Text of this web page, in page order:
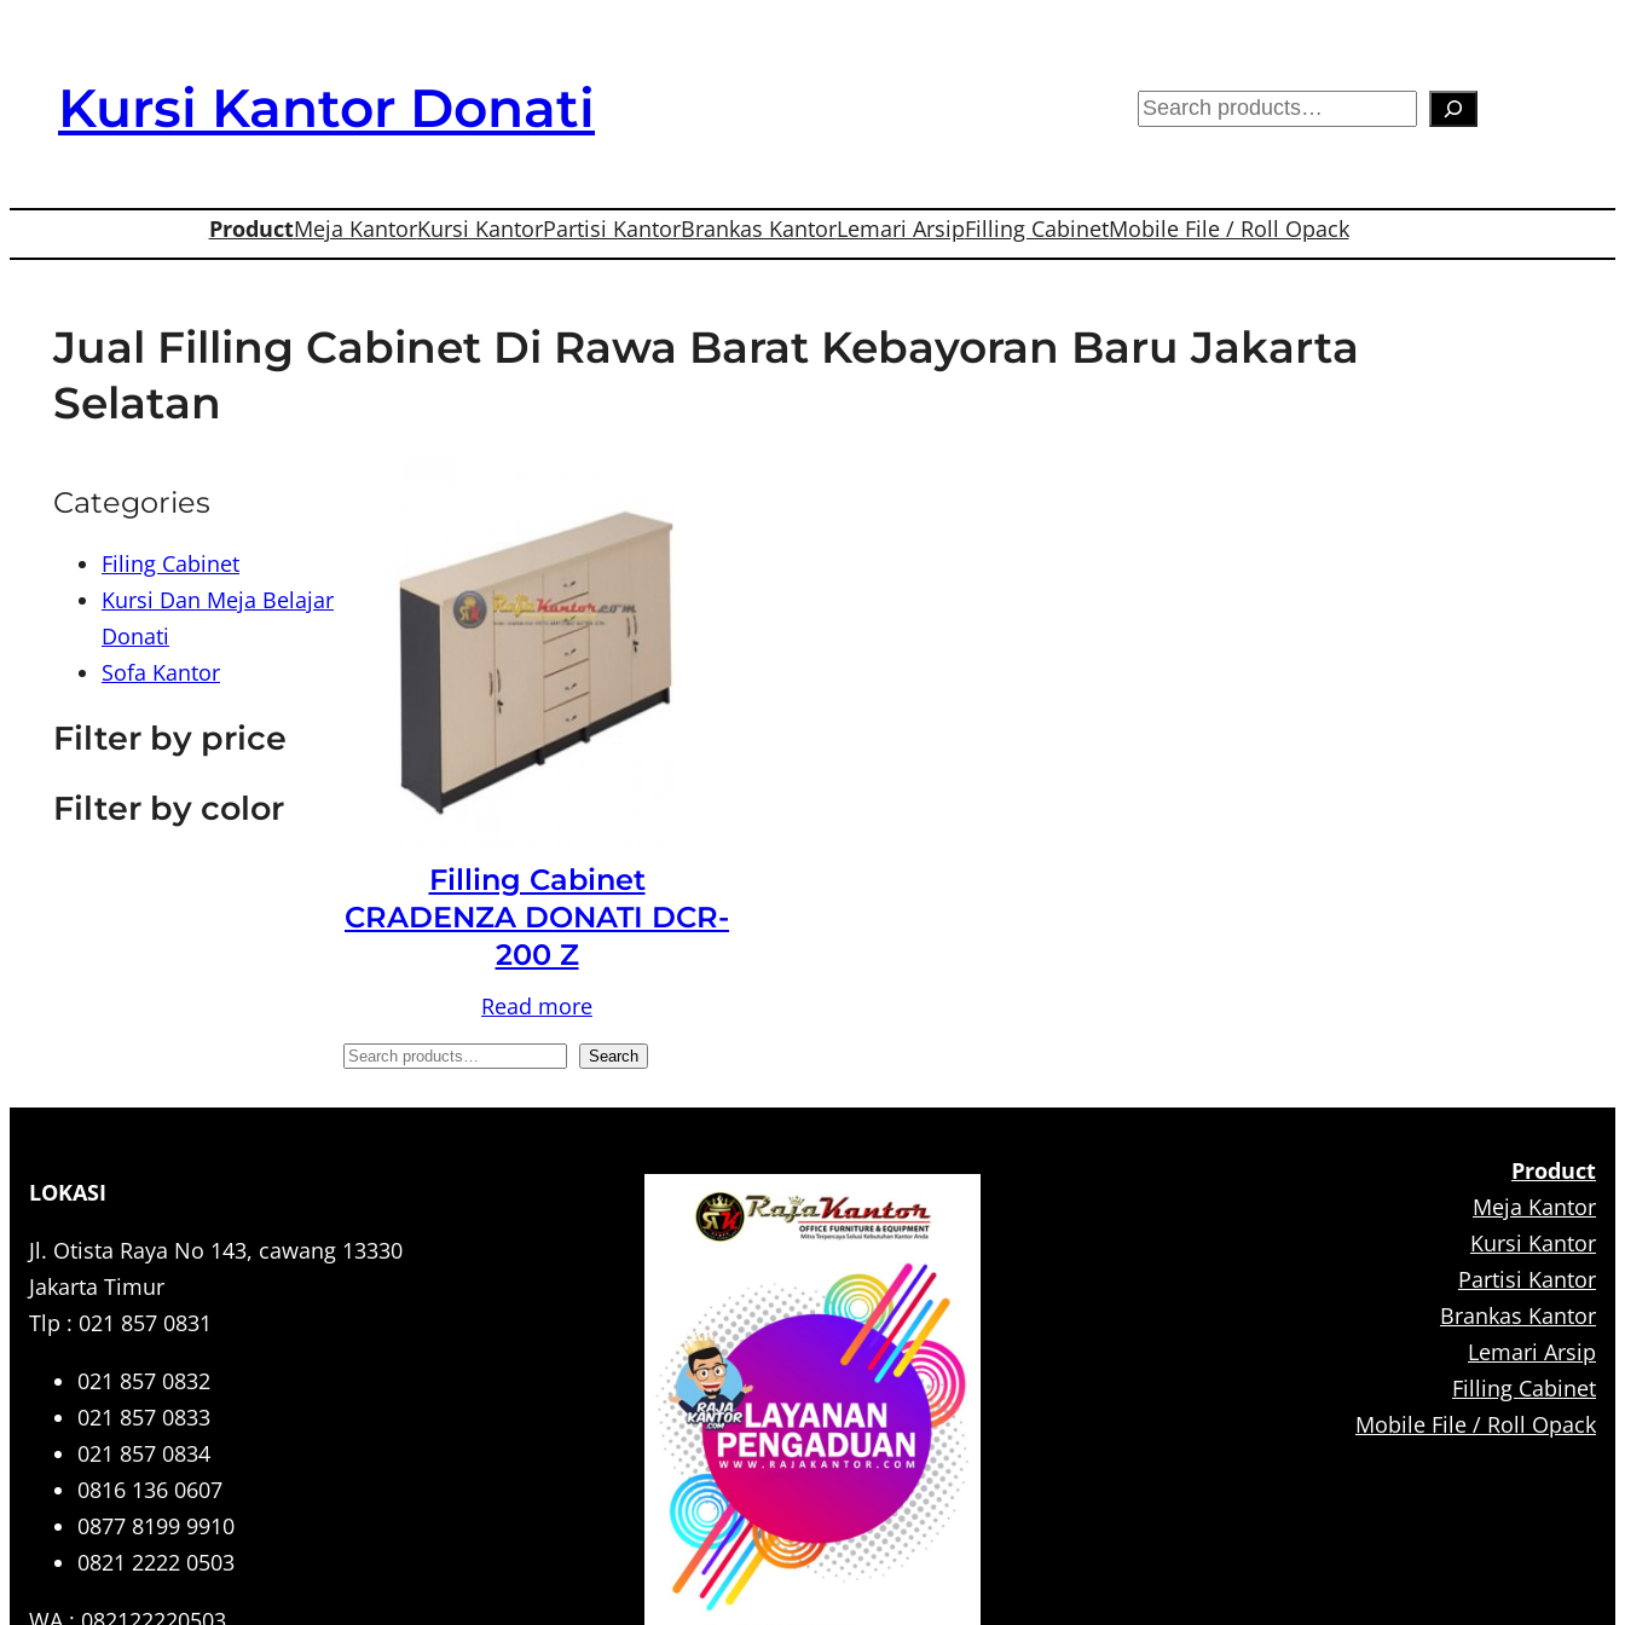
contentKursi Kantor Donati
S
r
c
ProductMeja KantorKursi KantorPartisi KantorBrankas KantorLemari ArsipFilling CabinetMobile File / Roll Opack
Jual Filling Cabinet Di Rawa Barat Kebayoran Baru Jakarta
Selatan
Categories
Filing Cabinet
Kursi Dan Meja Belajar
Donati
Sofa Kantor
Filter by price
Filter by color
Filling Cabinet
CRADENZA DONATI DCR-
200 Z
Read more
S
h
Search
LOKASI
Jl. Otista Raya No 143, cawang 13330
Jakarta Timur
Tlp : 021 857 0831
021 857 0832
021 857 0833
021 857 0834
0816 136 0607
0877 8199 9910
0821 2222 0503
Product
Meja Kantor
Kursi Kantor
Partisi Kantor
Brankas Kantor
Lemari Arsip
Filling Cabinet
Mobile File / Roll Opack